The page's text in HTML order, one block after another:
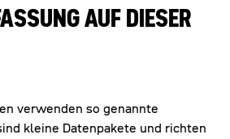
AUF DIESER
verwenden so genannte
kleine Datenpakete und richten